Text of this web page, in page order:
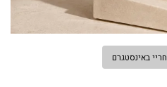
באינסטגרם